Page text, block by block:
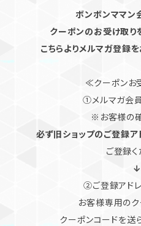
ボンボンママン
クーポンのお受け取り
こちらよりメルマガ登
≪クーポンお
①メルマガ会
※お客様の
必ず旧ショップのご登録
ご登録く
↓
②ご登録アド
お客様専用のク
クーポンコードを送